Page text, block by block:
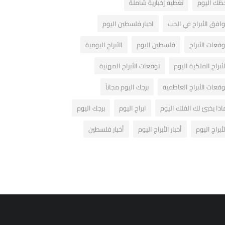
اليوم
تغطية إخبارية شاملة
الأبراج في الحب
اخبار فلسطين اليوم
الأبراج
فلسطين اليوم
الأبراج اليومية
الفلكية اليوم
توقعات الأبراج المهنية
الأبراج العاطفية
برجك اليوم مجاناً
يخبئ لك الفلك اليوم
ابراج اليوم
برجك اليوم
اليوم
أخبار الأبراج اليوم أخبار فلسطين